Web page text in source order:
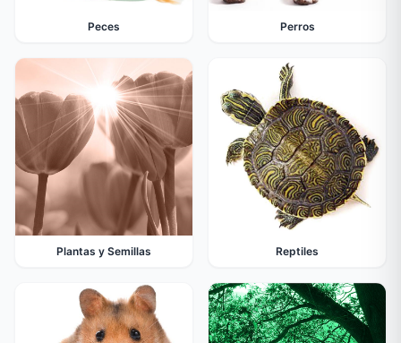
Peces Perros
Plantas y Semillas Reptiles